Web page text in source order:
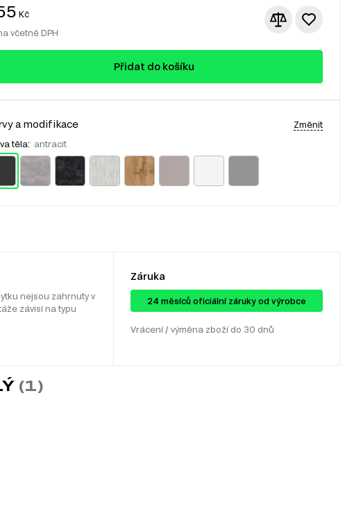
Kč
včetně DPH
Přidat do košíku
a modifikace Změnit
těla: antracit
nejsou zahrnuty v
závisí na typu
Záruka
24 ​​​​měsíců oficiální záruky od výrobce
Vrácení / výměna zboží do 30 dnů